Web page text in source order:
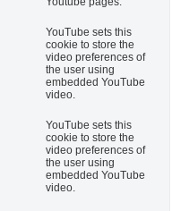
YouTube sets this
cookie to store the
video preferences of
the user using
embedded YouTube
video.
YouTube sets this
cookie to store the
video preferences of
the user using
embedded YouTube
video.